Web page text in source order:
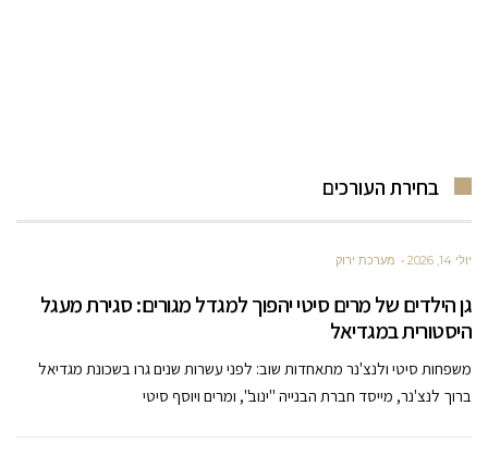
בחירת העורכים
יולי 14, 2026 מערכת ירוק
גן הילדים של מרים סיטי יהפוך למגדל מגורים: סגירת מעגל
היסטורית במגדיאל
משפחות סיטי ולנצ'נר מתאחדות שוב: לפני עשרות שנים גרו בשכונת מגדיאל
ברוך לנצ'נר, מייסד חברת הבנייה "ינוב", ומרים ויוסף סיטי